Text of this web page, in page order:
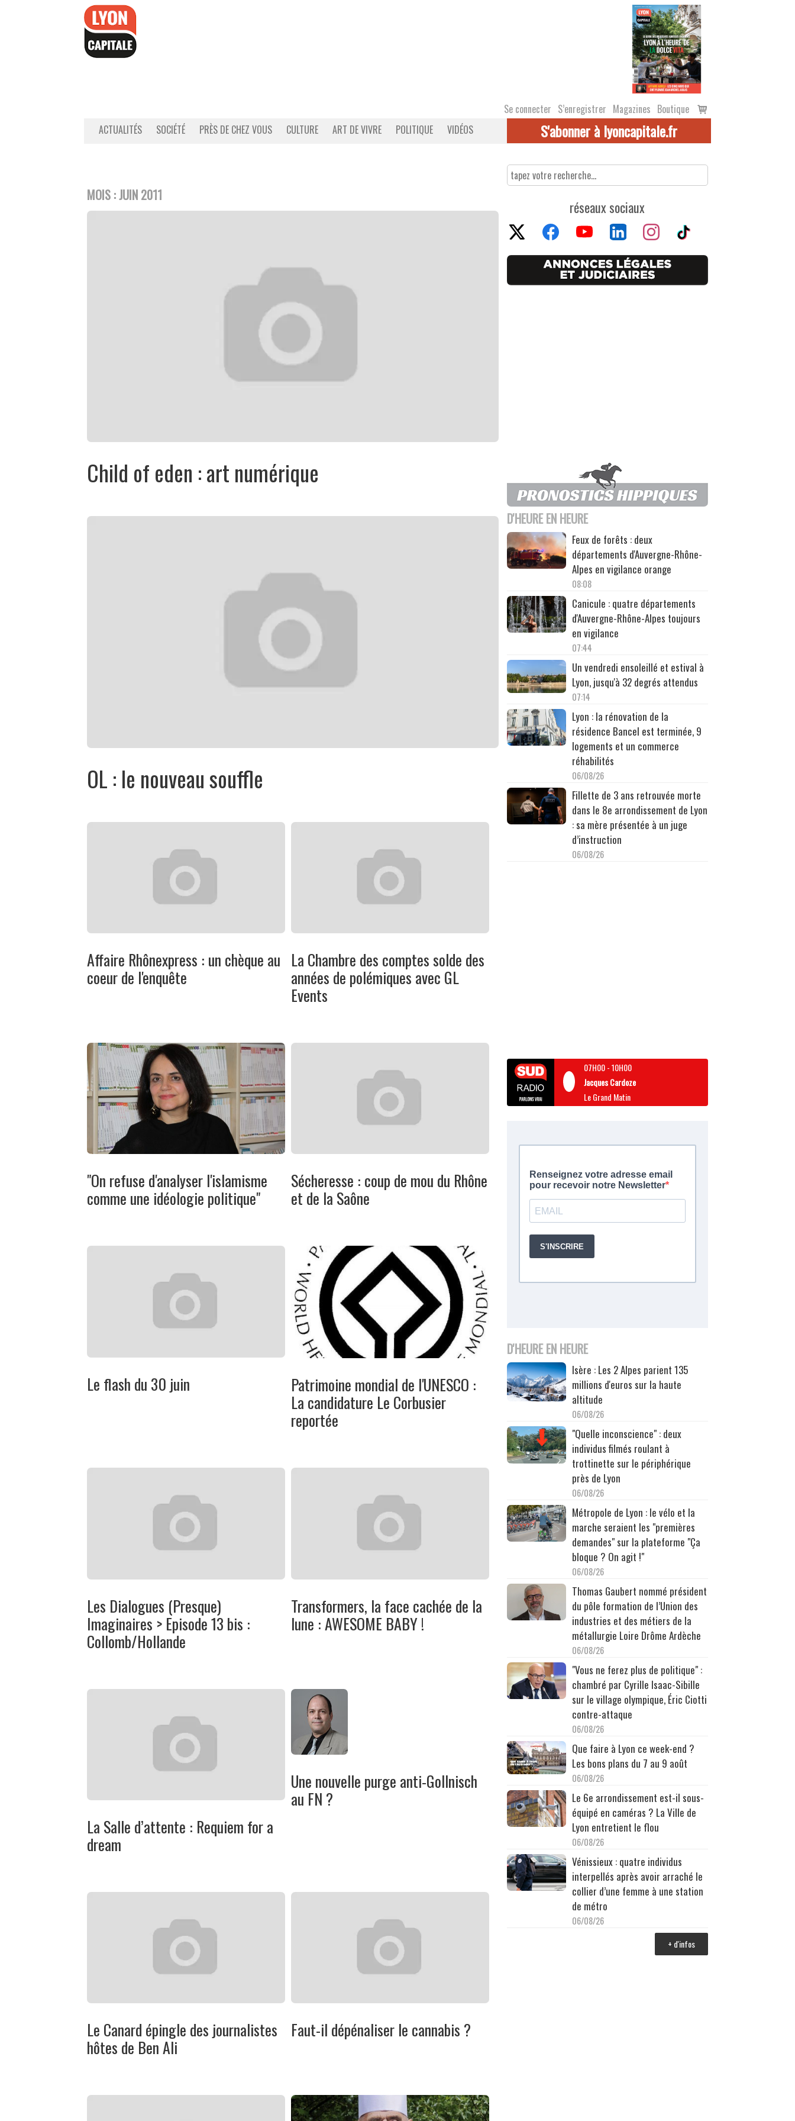
Se connecter S’enregistrer Magazines Boutique
Voir
le
ACTUALITÉS SOCIÉTÉ PRÈS DE CHEZ VOUS CULTURE ART DE VIVRE POLITIQUE VIDÉOS S'abonner à lyoncapitale.fr
MOIS :JUIN 2011
Child of eden : art numérique
OL : le nouveau souffle
Affaire Rhônexpress : un chèque au
coeur de l'enquête
La Chambre des comptes solde des
années de polémiques avec GL
Events
"On refuse d'analyser l'islamisme
comme une idéologie politique"
Sécheresse : coup de mou du Rhône
et de la Saône
Le flash du 30 juin Patrimoine mondial de l'UNESCO :
La candidature Le Corbusier
reportée
Les Dialogues (Presque)
Imaginaires > Episode 13 bis :
Collomb/Hollande
Transformers, la face cachée de la
lune : AWESOME BABY !
La Salle d’attente : Requiem for a
dream
Une nouvelle purge anti-Gollnisch
au FN ?
Le Canard épingle des journalistes
hôtes de Ben Ali
Faut-il dépénaliser le cannabis ?
réseaux sociaux
D'HEURE EN HEURE
Feux de forêts : deux
départements d'Auvergne-Rhône-
Alpes en vigilance orange
08:08
Canicule : quatre départements
d'Auvergne-Rhône-Alpes toujours
en vigilance
07:44
Un vendredi ensoleillé et estival à
Lyon, jusqu'à 32 degrés attendus
07:14
Lyon : la rénovation de la
résidence Bancel est terminée, 9
logements et un commerce
réhabilités
06/08/26
Fillette de 3 ans retrouvée morte
dans le 8e arrondissement de Lyon
: sa mère présentée à un juge
d’instruction
06/08/26
07H00-10H00
Jacques Cardoze
Le Grand Matin
D'HEURE EN HEURE
Isère : Les 2 Alpes parient 135
millions d'euros sur la haute
altitude
06/08/26
"Quelle inconscience" : deux
individus filmés roulant à
trottinette sur le périphérique
près de Lyon
06/08/26
Métropole de Lyon : le vélo et la
marche seraient les "premières
demandes" sur la plateforme "Ça
bloque ? On agit !"
06/08/26
Thomas Gaubert nommé président
du pôle formation de l’Union des
industries et des métiers de la
métallurgie Loire Drôme Ardèche
06/08/26
"Vous ne ferez plus de politique" :
chambré par Cyrille Isaac-Sibille
sur le village olympique, Éric Ciotti
contre-attaque
06/08/26
Que faire à Lyon ce week-end ?
Les bons plans du 7 au 9 août
06/08/26
Le 6e arrondissement est-il sous-
équipé en caméras ? La Ville de
Lyon entretient le flou
06/08/26
Vénissieux : quatre individus
interpellés après avoir arraché le
collier d’une femme à une station
de métro
06/08/26
+ d'infos